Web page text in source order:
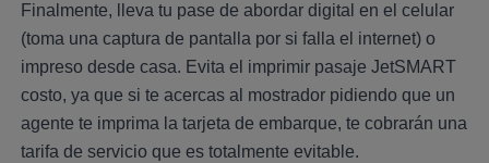
Finalmente, lleva tu pase de abordar digital en el celular
(toma una captura de pantalla por si falla el internet) o
impreso desde casa. Evita el imprimir pasaje JetSMART
costo, ya que si te acercas al mostrador pidiendo que un
agente te imprima la tarjeta de embarque, te cobrarán una
tarifa de servicio que es totalmente evitable.